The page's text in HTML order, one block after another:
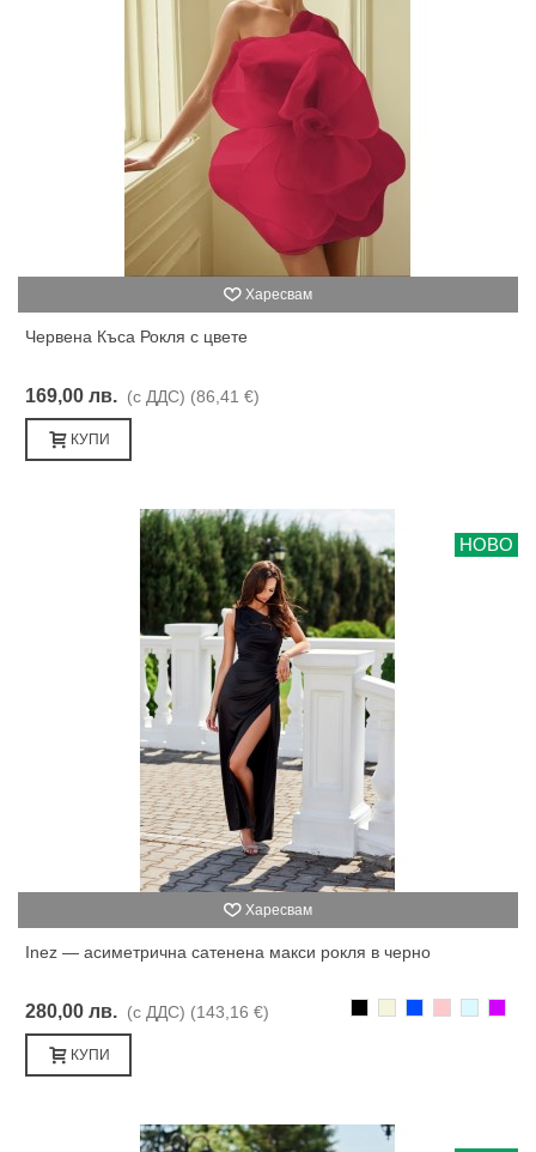
Харесвам
Червена Къса Рокля с цвете
169,00 лв. (с ДДС) (86,41 €)
КУПИ
НОВО
Харесвам
Inez — асиметрична сатенена макси рокля в черно
280,00 лв. (с ДДС) (143,16 €)
КУПИ